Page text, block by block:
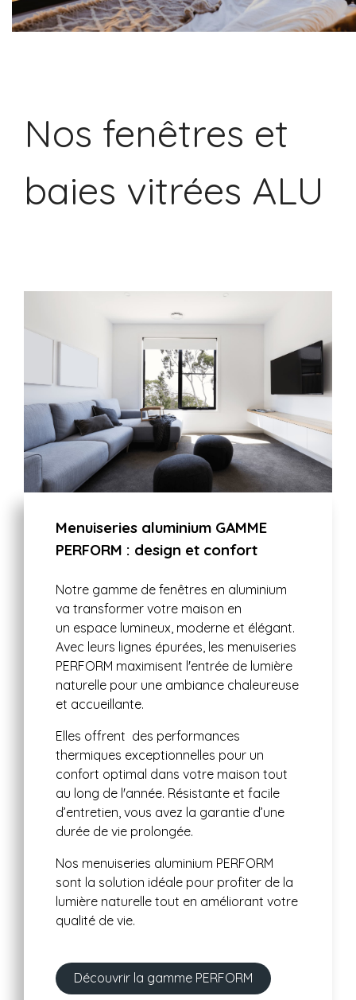
Nos fenêtres et
baies vitrées ALU
Menuiseries aluminium GAMME
PERFORM : design et confort
Notre gamme de fenêtres en aluminium
va transformer votre maison en
un espace lumineux, moderne et élégant.
Avec leurs lignes épurées, les menuiseries
PERFORM maximisent l'entrée de lumière
naturelle pour une ambiance chaleureuse
et accueillante.
Elles offrent des performances
thermiques exceptionnelles pour un
confort optimal dans votre maison tout
au long de l'année. Résistante et facile
d’entretien, vous avez la garantie d’une
durée de vie prolongée.
Nos menuiseries aluminium PERFORM
sont la solution idéale pour profiter de la
lumière naturelle tout en améliorant votre
qualité de vie.
Découvrir la gamme PERFORM